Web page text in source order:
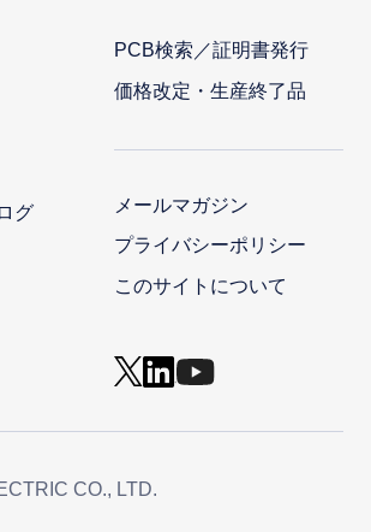
グ
PCB検索／証明書発行
価格改定・生産終了品
メールマガジン
プライバシーポリシー
このサイトについて
CO., LTD.